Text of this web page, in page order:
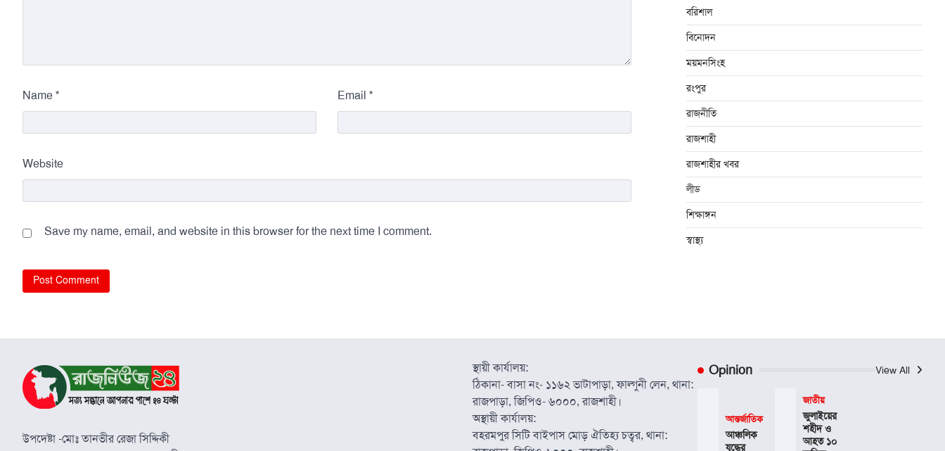
Name * Email *
Website
Save my name, email, and website in this browser for the next time I comment.
বরিশাল
বিনোদন
ময়মনসিংহ
রংপুর
রাজনীতি
রাজশাহী
রাজশাহীর খবর
লীড
শিক্ষাঙ্গন
স্বাস্থ্য
উপদেষ্টা -মোঃ তানভীর রেজা সিদ্দিকী
স্থায়ী কার্যালয়:
ঠিকানা- বাসা নং- ১১৬২ ভাটাপাড়া, ফাল্গুনী লেন, থানা:
রাজপাড়া, জিপিও- ৬০০০, রাজশাহী।
অস্থায়ী কার্যালয়:
বহরমপুর সিটি বাইপাস মোড় ঐতিহ্য চত্বর, থানা:
Opinion View All
আন্তর্জাতিক
আঞ্চলিক
যুদ্ধের
জাতীয়
জুলাইয়ের
শহীদ ও
আহত ১০